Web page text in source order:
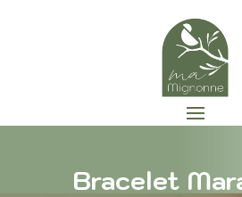
Bracelet